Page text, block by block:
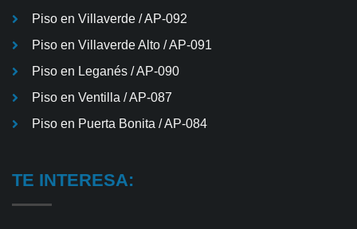
Piso en Villaverde / AP-092
Piso en Villaverde Alto / AP-091
Piso en Leganés / AP-090
Piso en Ventilla / AP-087
Piso en Puerta Bonita / AP-084
TE INTERESA: